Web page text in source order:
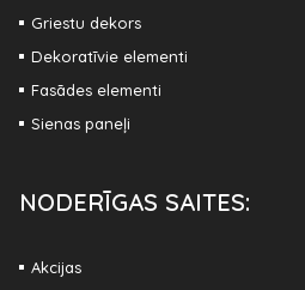
Griestu dekors
Dekoratīvie elementi
Fasādes elementi
Sienas paneļi
NODERĪGAS SAITES:
Akcijas